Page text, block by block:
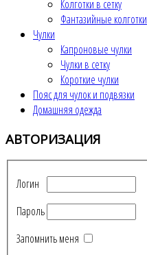
Колготки в сетку
Фантазийные колготки
Чулки
Капроновые чулки
Чулки в сетку
Короткие чулки
Пояс для чулок и подвязки
Домашняя одежда
АВТОРИЗАЦИЯ
Логин
Пароль
Запомнить меня